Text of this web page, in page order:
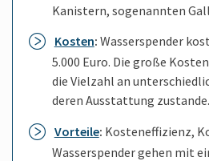
Kanistern, sogenannten
Kosten: Wasserspender
5.000 Euro. Die große
die Vielzahl an
deren Ausstattung zustande.
Vorteile: Kosteneffizienz,
Wasserspender gehen mit